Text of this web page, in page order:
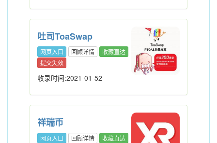
吐司ToaSwap
网页入口 回顾详情
收藏直达
提交失效
收录时间:2021-01-52
祥瑞币
网页入口 回顾详情
收藏直达